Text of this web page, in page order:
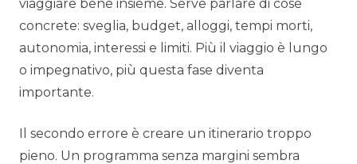
viaggiare bene insieme. Serve parlare di cose
concrete: sveglia, budget, alloggi, tempi morti,
autonomia, interessi e limiti. Più il viaggio è lungo
o impegnativo, più questa fase diventa
importante.
Il secondo errore è creare un itinerario troppo
pieno. Un programma senza margini sembra